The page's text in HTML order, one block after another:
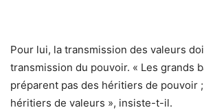
Pour lui, la transmission des valeurs
transmission du pouvoir. « Les grands
préparent pas des héritiers de pouvoir
héritiers de valeurs », insiste-t-il.